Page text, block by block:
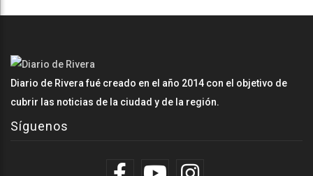
Diario de Rivera fué creado en el año 2014 con el objetivo de
cubrir las noticias de la ciudad y de la región.
Síguenos